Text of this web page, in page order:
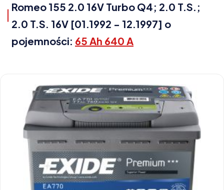
Romeo 155 2.0 16V Turbo Q4; 2.0 T.S.;
2.0 T.S. 16V [01.1992 - 12.1997] o
pojemności: 65 Ah 640 A